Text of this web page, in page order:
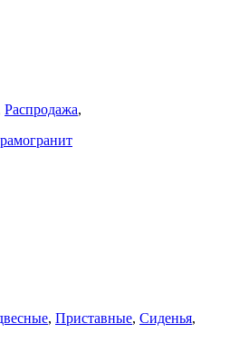
Распродажа,
, Приставные, Сиденья,